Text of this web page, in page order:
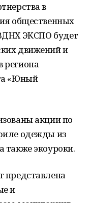
в
общественных
ЭКСПО будет
движений и
региона
«Юный
акции по
одежды из
также экоуроки.
представлена
и